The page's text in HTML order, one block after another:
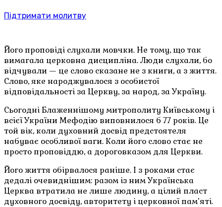
Підтримати молитву
Його проповіді слухали мовчки. Не тому, що так
вимагала церковна дисципліна. Люди слухали, бо
відчували — це слово сказане не з книги, а з життя.
Слово, яке народжувалося з особистої
відповідальності за Церкву, за народ, за Україну.
Сьогодні Блаженнішому митрополиту Київському і
всієї України Мефодію виповнилося б 77 років. Це
той вік, коли духовний досвід предстоятеля
набуває особливої ваги. Коли його слово стає не
просто проповіддю, а дороговказом для Церкви.
Його життя обірвалося раніше. І з роками стає
дедалі очевиднішим: разом із ним Українська
Церква втратила не лише людину, а цілий пласт
духовного досвіду, авторитету і церковної пам’яті.